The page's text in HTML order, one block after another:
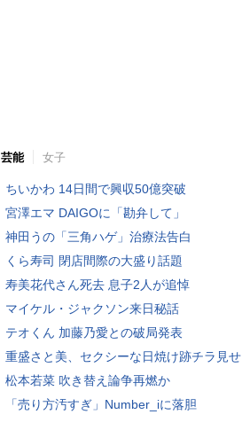
芸能 女子
ちいかわ 14日間で興収50億突破
宮澤エマ DAIGOに「勘弁して」
神田うの「三角ハゲ」治療法告白
くら寿司 閉店間際の大盛り話題
寿美花代さん死去 息子2人が追悼
マイケル・ジャクソン来日秘話
テオくん 加藤乃愛との破局発表
重盛さと美、セクシーな日焼け跡チラ見せ
松本若菜 吹き替え論争再燃か
「売り方汚すぎ」Number_iに落胆